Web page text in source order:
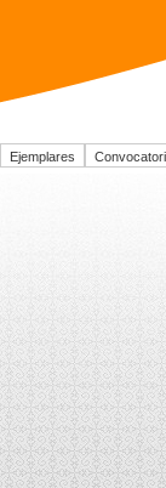
Ejemplares